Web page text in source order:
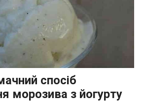
спосіб
морозива з йогурту